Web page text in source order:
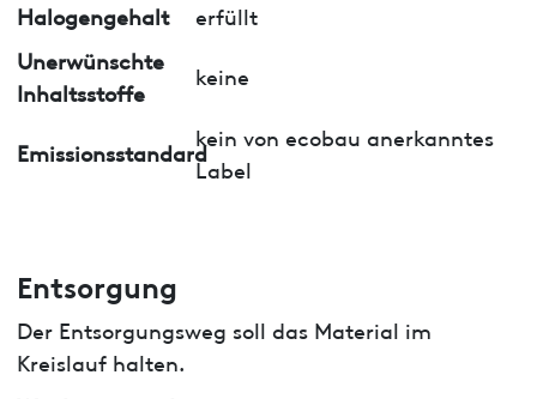
Halogengehalt
erfüllt
Unerwünschte
Inhaltsstoffe
keine
Emissionsstandard
kein von ecobau anerkanntes
Label
Entsorgung
Der Entsorgungsweg soll das Material im
Kreislauf halten.